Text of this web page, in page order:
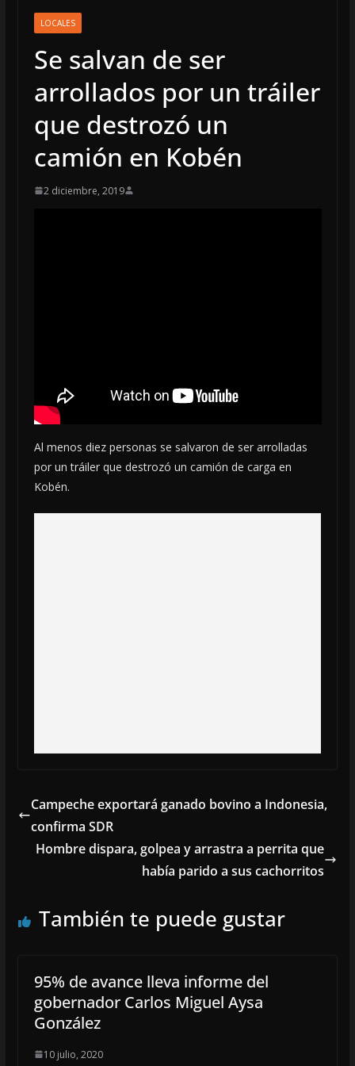
LOCALES
Se salvan de ser
arrollados por un tráiler
que destrozó un
camión en Kobén
2 diciembre, 2019
Al menos diez personas se salvaron de ser arrolladas
por un tráiler que destrozó un camión de carga en
Kobén.
Campeche exportará ganado bovino a Indonesia,
confirma SDR
Hombre dispara, golpea y arrastra a perrita que
había parido a sus cachorritos
También te puede gustar
95% de avance lleva informe del
gobernador Carlos Miguel Aysa
González
10 julio, 2020